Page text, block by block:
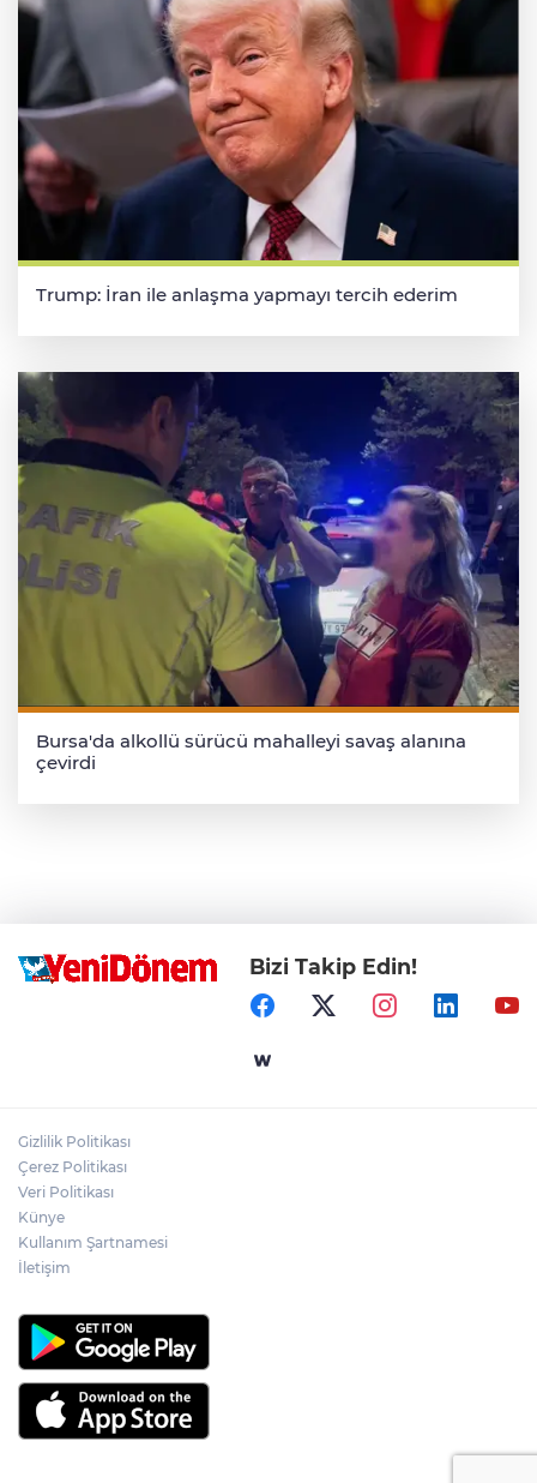
Trump: İran ile anlaşma yapmayı tercih ederim
Bursa'da alkollü sürücü mahalleyi savaş alanına
çevirdi
Bizi Takip Edin!
Gizlilik Politikası
Çerez Politikası
Veri Politikası
Künye
Kullanım Şartnamesi
İletişim